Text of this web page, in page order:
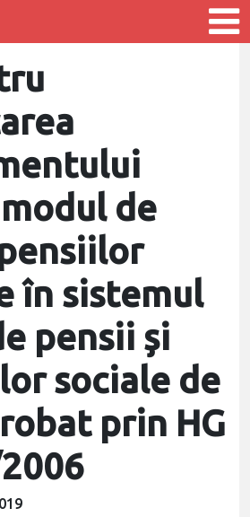
de
în sistemul
pensii și
sociale de
prin HG